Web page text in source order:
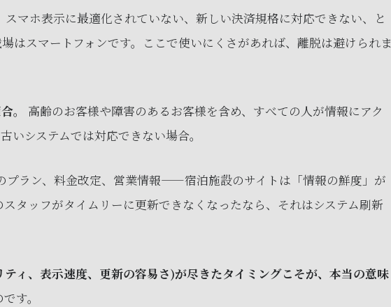
スマホ表示に最適化されていない、新しい決済規格に対応できない、と
はスマートフォンです。ここで使いにくさがあれば、離脱は避けられま
。
高齢のお客様や障害のあるお客様を含め、すべての人が情報にアク
いシステムでは対応できない場合。
プラン、料金改定、営業情報——宿泊施設のサイトは「情報の鮮度」が
タッフがタイムリーに更新できなくなったなら、それはシステム刷新
ティ、表示速度、更新の容易さ)が尽きたタイミングこそが、本当の意味
す。